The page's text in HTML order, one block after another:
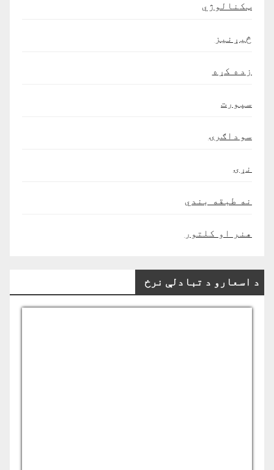
ټکنالوژي
څیړنیز
زده کړه
سپورت
سوداګرۍ
نړۍ
نه طبقه بندي
هنر او کلتور
د اسعارو د تبادلې نرخ